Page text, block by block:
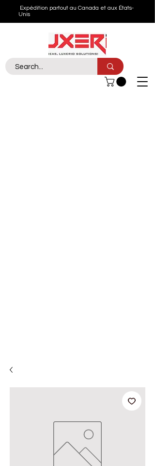
Expédition partout au Canada et aux États-
Unis